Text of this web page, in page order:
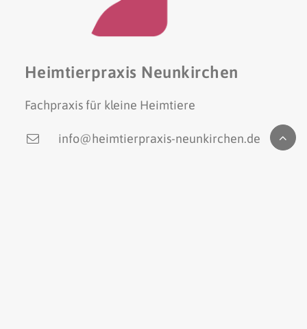
Heimtierpraxis Neunkirchen
Fachpraxis für kleine Heimtiere
info@heimtierpraxis-neunkirchen.de